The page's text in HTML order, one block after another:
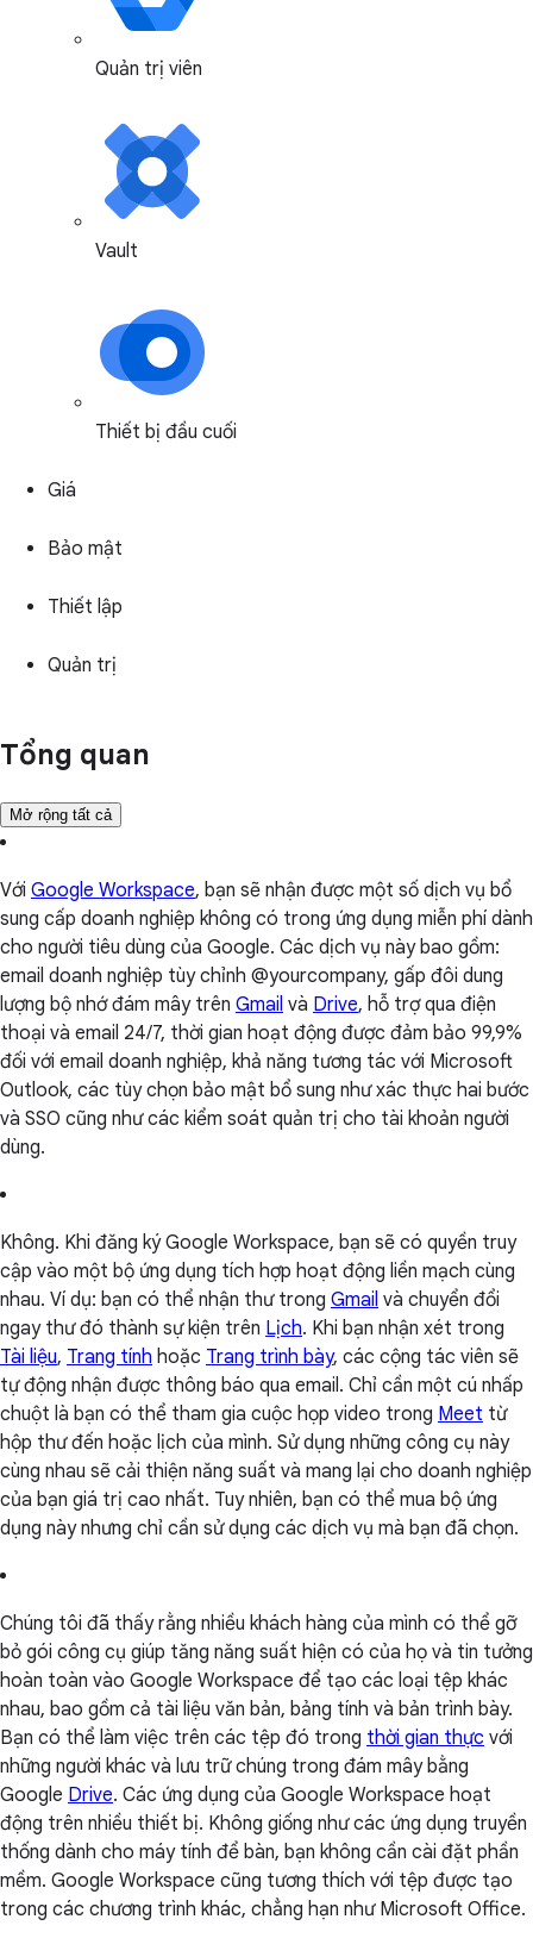
Quản trị viên
Vault
Thiết bị đầu cuối
Giá
Bảo mật
Thiết lập
Quản trị
Tổng quan
Mở rộng tất cả
Với Google Workspace, bạn sẽ nhận được một số dịch vụ bổ
sung cấp doanh nghiệp không có trong ứng dụng miễn phí dành
cho người tiêu dùng của Google. Các dịch vụ này bao gồm:
email doanh nghiệp tùy chỉnh @yourcompany, gấp đôi dung
lượng bộ nhớ đám mây trên Gmail và Drive, hỗ trợ qua điện
thoại và email 24/7, thời gian hoạt động được đảm bảo 99,9%
đối với email doanh nghiệp, khả năng tương tác với Microsoft
Outlook, các tùy chọn bảo mật bổ sung như xác thực hai bước
và SSO cũng như các kiểm soát quản trị cho tài khoản người
dùng.
Không. Khi đăng ký Google Workspace, bạn sẽ có quyền truy
cập vào một bộ ứng dụng tích hợp hoạt động liền mạch cùng
nhau. Ví dụ: bạn có thể nhận thư trong Gmail và chuyển đổi
ngay thư đó thành sự kiện trên Lịch. Khi bạn nhận xét trong
Tài liệu, Trang tính hoặc Trang trình bày, các cộng tác viên sẽ
tự động nhận được thông báo qua email. Chỉ cần một cú nhấp
chuột là bạn có thể tham gia cuộc họp video trong Meet từ
hộp thư đến hoặc lịch của mình. Sử dụng những công cụ này
cùng nhau sẽ cải thiện năng suất và mang lại cho doanh nghiệp
của bạn giá trị cao nhất. Tuy nhiên, bạn có thể mua bộ ứng
dụng này nhưng chỉ cần sử dụng các dịch vụ mà bạn đã chọn.
Chúng tôi đã thấy rằng nhiều khách hàng của mình có thể gỡ
bỏ gói công cụ giúp tăng năng suất hiện có của họ và tin tưởng
hoàn toàn vào Google Workspace để tạo các loại tệp khác
nhau, bao gồm cả tài liệu văn bản, bảng tính và bản trình bày.
Bạn có thể làm việc trên các tệp đó trong thời gian thực với
những người khác và lưu trữ chúng trong đám mây bằng
Google Drive. Các ứng dụng của Google Workspace hoạt
động trên nhiều thiết bị. Không giống như các ứng dụng truyền
thống dành cho máy tính để bàn, bạn không cần cài đặt phần
mềm. Google Workspace cũng tương thích với tệp được tạo
trong các chương trình khác, chẳng hạn như Microsoft Office.